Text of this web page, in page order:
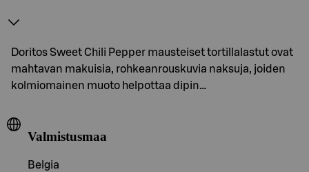
Doritos Sweet Chili Pepper mausteiset tortillalastut ovat
mahtavan makuisia, rohkeanrouskuvia naksuja, joiden
kolmiomainen muoto helpottaa dipin…
Valmistusmaa
Belgia